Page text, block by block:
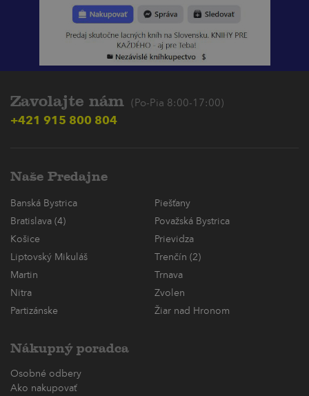
Zavolajte nám (Po-Pia 8:00-17:00)
+421 915 800 804
Naše Predajne
Banská Bystrica
Piešťany
Bratislava (4)
Považská Bystrica
Košice
Prievidza
Liptovský Mikuláš
Trenčín (2)
Martin
Trnava
Nitra
Zvolen
Partizánske
Žiar nad Hronom
Nákupný poradca
Osobné odbery
Ako nakupovať